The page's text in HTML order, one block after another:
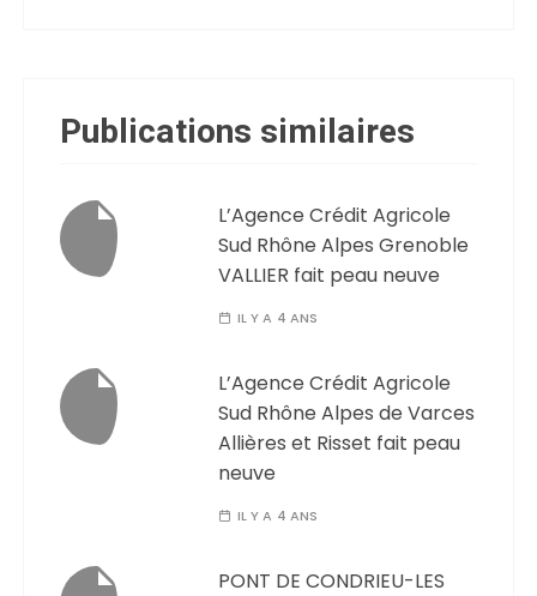
Publications similaires
L’Agence Crédit Agricole
Sud Rhône Alpes Grenoble
VALLIER fait peau neuve
IL Y A 4 ANS
L’Agence Crédit Agricole
Sud Rhône Alpes de Varces
Allières et Risset fait peau
neuve
IL Y A 4 ANS
PONT DE CONDRIEU-LES